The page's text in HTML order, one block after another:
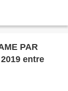
PAR
entre